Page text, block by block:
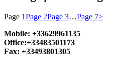
Page 1Page 2Page 3…Page 7>
Mobile: +33629961135
Office:+33483501173
Fax: +33493801305